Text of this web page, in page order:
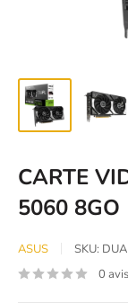
CARTE
5060 8GO
ASUS SKU:
0 avis